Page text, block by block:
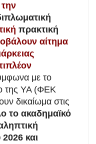
την
πρακτική
αίτημα
με το
της ΥΑ (ΦΕΚ
δικαίωμα στις
το ακαδημαϊκό
και